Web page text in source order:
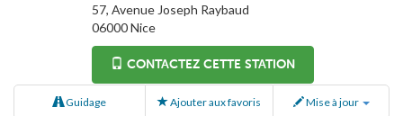
57, Avenue Joseph Raybaud
06000Nice
CONTACTEZ CETTE STATION
Guidage Ajouter aux favoris Mise à jour